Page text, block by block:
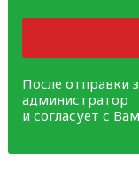
После отправки
администратор
и согласует с